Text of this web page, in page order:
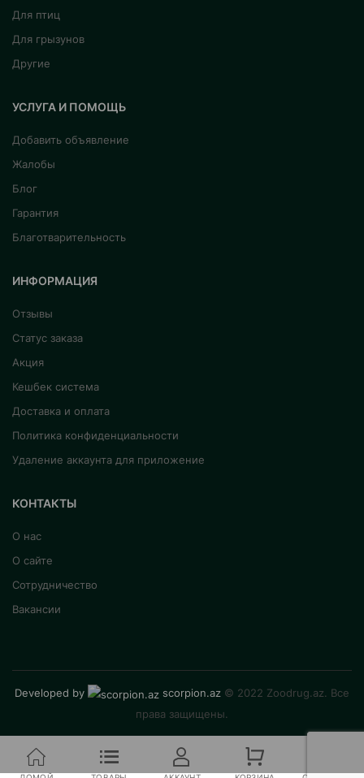
Для птиц
Для грызунов
Другие
УСЛУГА И ПОМОЩЬ
Добавить объявление
Жалобы
Блог
Гарантия
Благотварительность
ИНФОРМАЦИЯ
Отзывы
Статус заказа
Акция
Кешбек система
Доставка и оплата
Политика конфиденциальности
Удаление аккаунта для приложение
КОНТАКТЫ
О нас
О сайте
Сотрудничество
Вакансии
Developed by scorpion.az © 2022 Zoodrug.az. Все
права защищены.